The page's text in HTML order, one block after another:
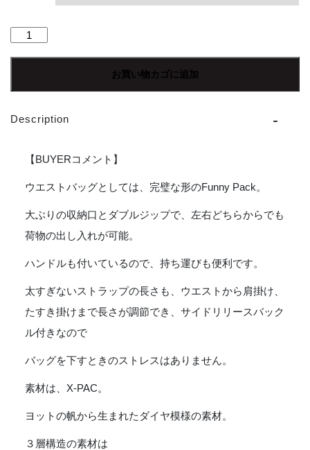
【Unisex】
|
テ
ト
Pack
CAMO
お買い物カゴに追加
Description
【BUYERコメント】
ウエストバッグとしては、完璧な形のFunny Pack。
大ぶりの収納口とダブルジップで、左右どちらからでも
荷物の出し入れが可能。
ハンドルも付いているので、持ち運びも便利です。
太すぎないストラップの長さも、ウエストから肩掛け、
たすき掛けまで長さが調節でき、サイドリリースバック
ル付きなので
バッグを下すときのストレスはありません。
素材は、X-PAC。
ヨットの帆から生まれたダイヤ模様の素材。
３層構造の素材は